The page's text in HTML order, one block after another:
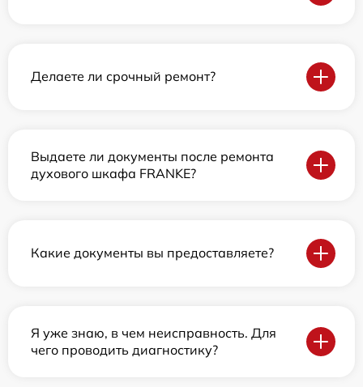
Делаете ли срочный ремонт?
Выдаете ли документы после ремонта
духового шкафа FRANKE?
Какие документы вы предоставляете?
Я уже знаю, в чем неисправность. Для
чего проводить диагностику?